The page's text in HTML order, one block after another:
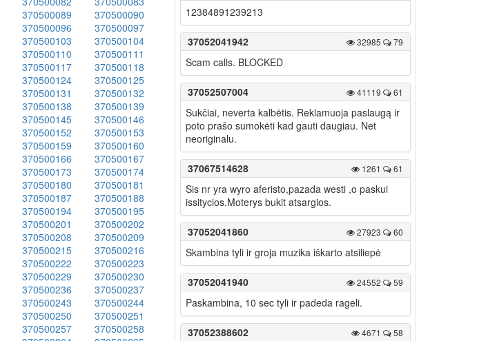
370500089
370500090
370500096
370500097
370500103
370500104
370500110
370500111
370500117
370500118
370500124
370500125
370500131
370500132
370500138
370500139
370500145
370500146
370500152
370500153
370500159
370500160
370500166
370500167
370500173
370500174
370500180
370500181
370500187
370500188
370500194
370500195
370500201
370500202
370500208
370500209
370500215
370500216
370500222
370500223
370500229
370500230
370500236
370500237
370500243
370500244
370500250
370500251
370500257
370500258
12384891239213
37052041942 32985 79
Scam calls. BLOCKED
37052507004 41119 61
Sukčiai, neverta kalbėtis. Reklamuoja paslaugą ir
poto prašo sumokėti kad gauti daugiau. Net
neoriginalu.
37067514628 1261 61
Sis nr yra wyro aferisto,pazada westi ,o paskui
issitycios.Moterys bukit atsargios.
37052041860 27923 60
Skambina tyli ir groja muzika iškarto atsiliepė
37052041940 24552 59
Paskambina, 10 sec tyli ir padeda rageli.
37052388602 4671 58